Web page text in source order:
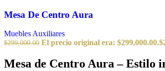
Mesa De Centro Aura
Muebles Auxiliares
$299,000.00 El precio original era: $299,000.00.$
Mesa de Centro Aura – Estilo